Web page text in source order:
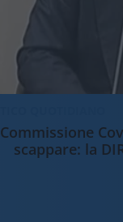
Commissione
scappare: la